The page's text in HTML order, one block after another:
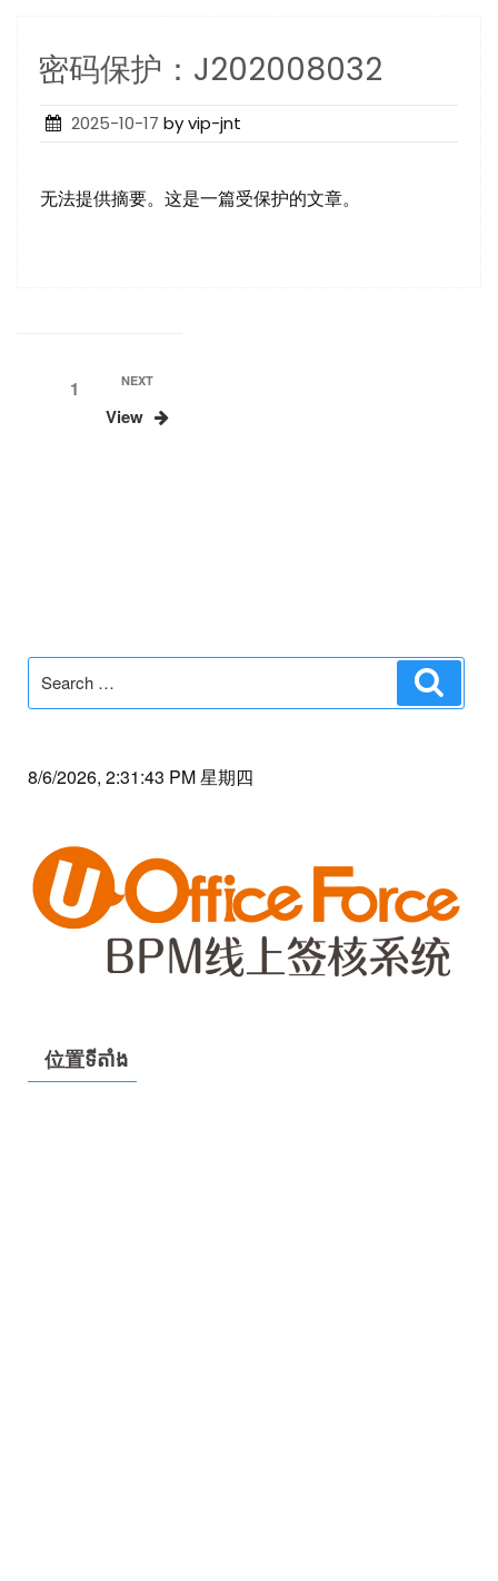
密码保护：J202008032
Posted
2025-10-17 by vip-jnt
无法提供摘要。这是一篇受保护的文章。
Page1 Next
Post
NEXT
View
Search
for:
8/6/2026, 2:31:43 PM 星期四
位置ទីតាំង